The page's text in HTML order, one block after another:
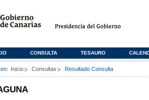
CONSULTA TESAURO
Inicio Consultas Resultado Consulta